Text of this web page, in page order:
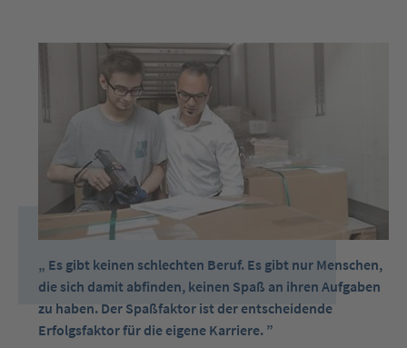
Es gibt keinen schlechten Beruf. Es gibt nur Menschen,
die sich damit abfinden, keinen Spaß an ihren Aufgaben
zu haben. Der Spaßfaktor ist der entscheidende
Erfolgsfaktor für die eigene Karriere.